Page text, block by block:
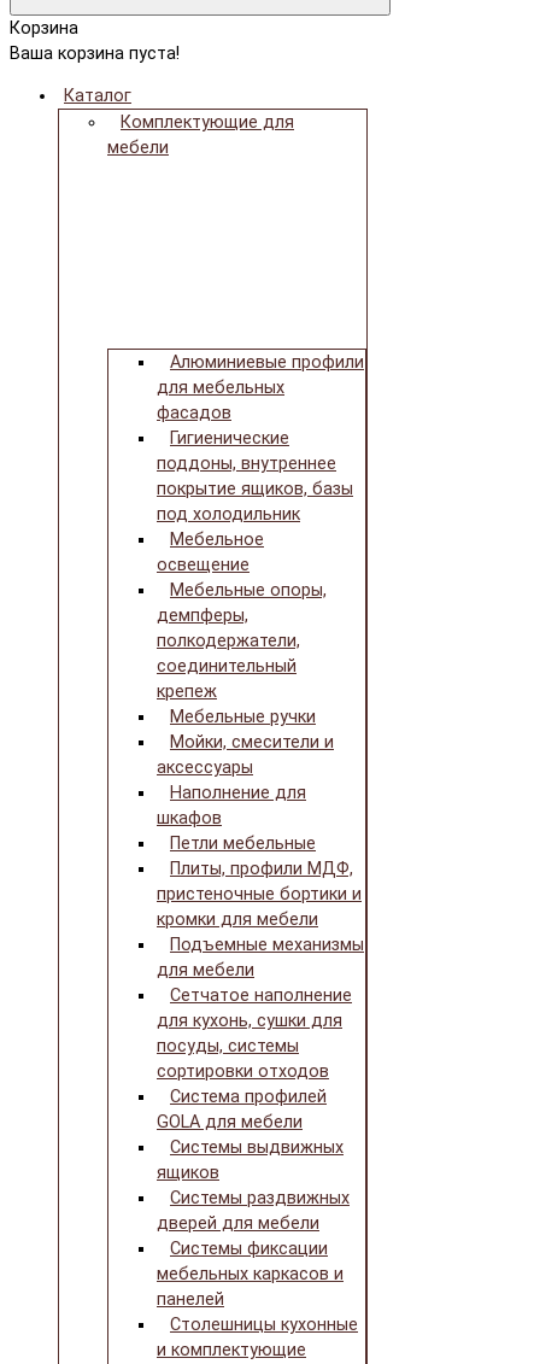
Корзина
Ваша корзина пуста!
Каталог
Комплектующие для
мебели
Алюминиевые профили
для мебельных
фасадов
Гигиенические
поддоны, внутреннее
покрытие ящиков, базы
под холодильник
Мебельное
освещение
Мебельные опоры,
демпферы,
полкодержатели,
соединительный
крепеж
Мебельные ручки
Мойки, смесители и
аксессуары
Наполнение для
шкафов
Петли мебельные
Плиты, профили МДФ,
пристеночные бортики и
кромки для мебели
Подъемные механизмы
для мебели
Сетчатое наполнение
для кухонь, сушки для
посуды, системы
сортировки отходов
Система профилей
GOLA для мебели
Системы выдвижных
ящиков
Системы раздвижных
дверей для мебели
Системы фиксации
мебельных каркасов и
панелей
Столешницы кухонные
и комплектующие